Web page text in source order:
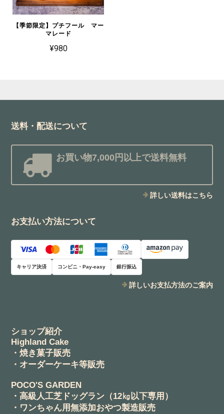
【季節限定】プチフール マー
マレード
¥980
送料・配送について
お買い物7,000円以上で送料無料
詳しい送料はこちら
お支払い方法について
キャリア決済 コンビニ・Pay-easy 銀行振込
詳しいお支払方法のご案内
ショップ紹介
Highland Cake
・焼き菓子販売
・オーダーケーキ等販売
POCO'S GARDEN
・高級人工芝ドッグラン（12㎏以下専用）
・ワンちゃん用無添加おやつ製造販売